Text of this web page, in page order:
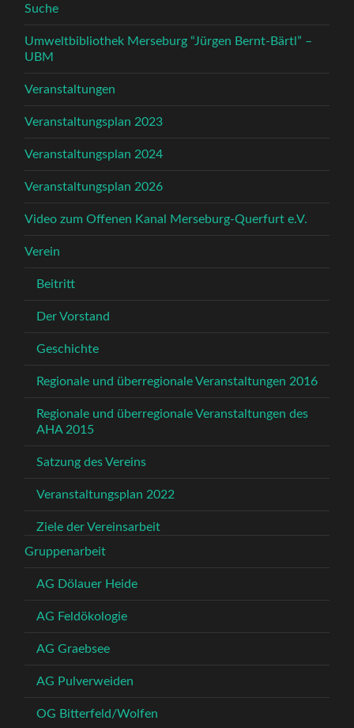
Suche
Umweltbibliothek Merseburg “Jürgen Bernt-Bärtl” –
UBM
Veranstaltungen
Veranstaltungsplan 2023
Veranstaltungsplan 2024
Veranstaltungsplan 2026
Video zum Offenen Kanal Merseburg-Querfurt e.V.
Verein
Beitritt
Der Vorstand
Geschichte
Regionale und überregionale Veranstaltungen 2016
Regionale und überregionale Veranstaltungen des
AHA 2015
Satzung des Vereins
Veranstaltungsplan 2022
Ziele der Vereinsarbeit
Gruppenarbeit
AG Dölauer Heide
AG Feldökologie
AG Graebsee
AG Pulverweiden
OG Bitterfeld/Wolfen